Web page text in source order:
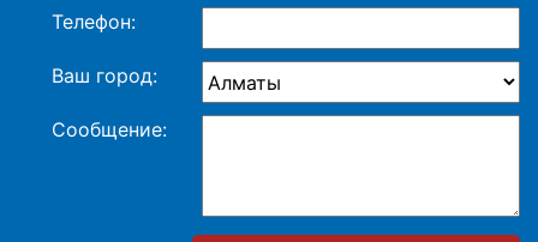
Телефон:
Ваш город:
Сообщение: